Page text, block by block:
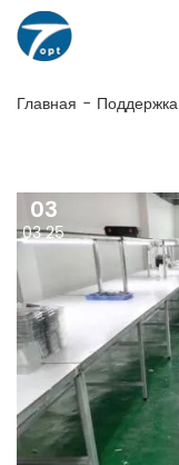
Главная - Поддержка
03
03 25